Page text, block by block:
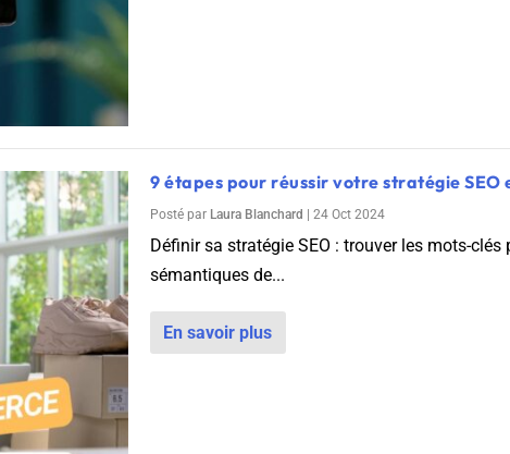
9 étapes pour réussir votre stratégie SEO
Posté par Laura Blanchard 24 Oct 2024
Définir sa stratégie SEO : trouver les mots-
sémantiques de...
En savoir plus